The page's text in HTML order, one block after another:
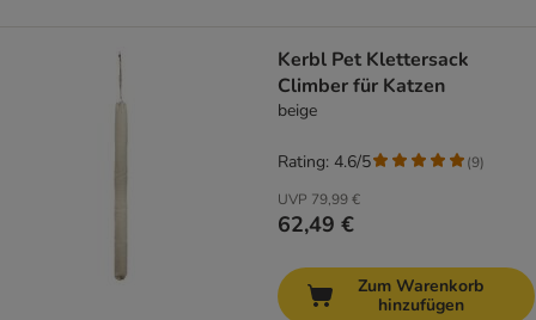
Kerbl Pet Klettersack
Climber für Katzen
beige
UVP 79,99 €
62,49 €
Rating: 4.6/5 (9)
Zum Warenkorb
hinzufügen